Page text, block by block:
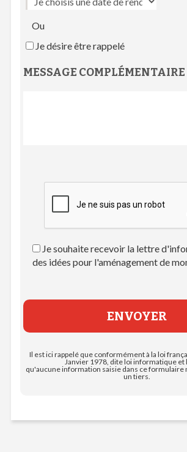
Ou
Je désire être rappelé
MESSAGE COMPLÉMENTAIRE
Je souhaite recevoir la lettre
des idées pour l'aménagement de
Il est ici rappelé que conformément à la loi
Janvier 1978, dite loi informatique et
qu'aucune information saisie dans ce formulaire
un tiers.